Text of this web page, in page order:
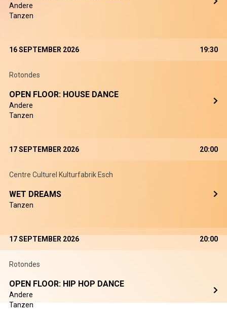
Andere
Tanzen
16 SEPTEMBER 2026 19:30
Rotondes
OPEN FLOOR: HOUSE DANCE
Andere
Tanzen
17 SEPTEMBER 2026 20:00
Centre Culturel Kulturfabrik Esch
WET DREAMS
Tanzen
17 SEPTEMBER 2026 20:00
Rotondes
OPEN FLOOR: HIP HOP DANCE
Andere
Tanzen